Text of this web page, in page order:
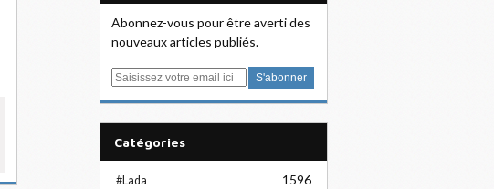
Abonnez-vous pour être averti des
nouveaux articles publiés.
E
Catégories
#Lada 1596